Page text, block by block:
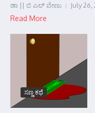
ಡಾ || ಬಿ ಎಲ್ ವೇಣು July 26,
Read More
ಸಣ್ಣ ಕಥೆ